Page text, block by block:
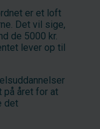
er et loft
Det vil sige,
de 5000 kr.
lever op til
året for at
det